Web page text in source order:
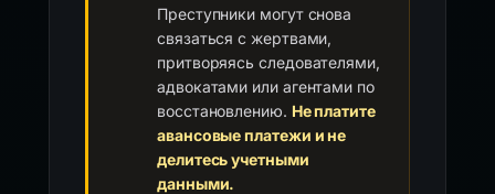
Преступники могут снова
связаться с жертвами,
притворяясь следователями,
адвокатами или агентами по
восстановлению. Не платите
авансовые платежи и не
делитесь учетными
данными.